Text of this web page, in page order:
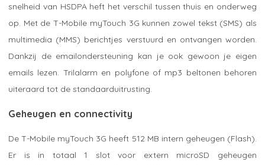
snelheid van HSDPA heft het verschil tussen thuis en onderweg
op. Met de T-Mobile myTouch 3G kunnen zowel tekst (SMS) als
multimedia (MMS) berichtjes verstuurd en ontvangen worden.
Dankzij de emailondersteuning kan je ook gewoon je eigen
emails lezen. Trilalarm en polyfone of mp3 beltonen behoren
uiteraard tot de standaarduitrusting.
Geheugen en connectivity
De T-Mobile myTouch 3G heeft 512 MB intern geheugen (Flash).
Er is in totaal 1 slot voor extern microSD geheugen